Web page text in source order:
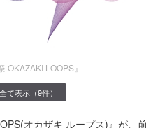
OKAZAKI LOOPS』
て表示（9件）
オカザキ ループス)』が、前